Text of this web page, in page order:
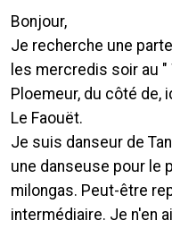
Bonjour,
Je recherche une
les mercredis soir au
Ploemeur, du côté de,
Le Faouët.
Je suis danseur de
une danseuse pour le
milongas. Peut-être
intermédiaire. Je n'en